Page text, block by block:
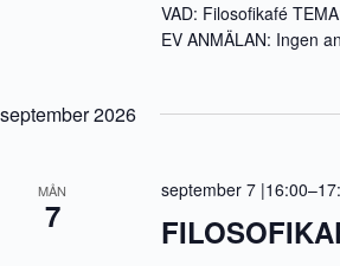
VAD: Filosofikafé
EV ANMÄLAN: Ingen
september 2026
MÅN
7
september 7 |16:00–